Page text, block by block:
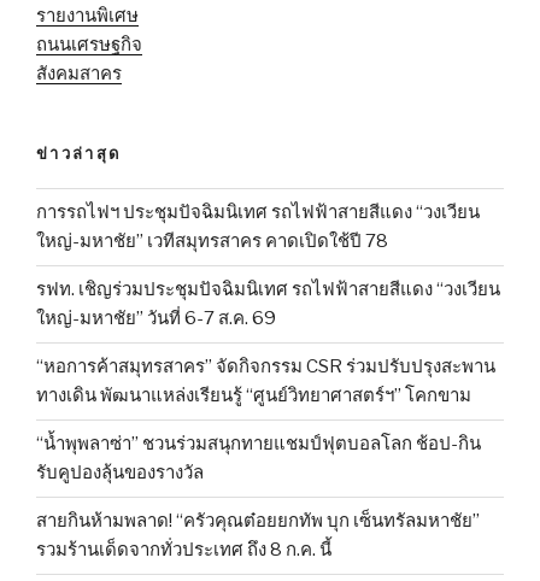
รายงานพิเศษ
ถนนเศรษฐกิจ
สังคมสาคร
ข่าวล่าสุด
การรถไฟฯ ประชุมปัจฉิมนิเทศ รถไฟฟ้าสายสีแดง “วงเวียน
ใหญ่-มหาชัย” เวทีสมุทรสาคร คาดเปิดใช้ปี 78
รฟท. เชิญร่วมประชุมปัจฉิมนิเทศ รถไฟฟ้าสายสีแดง “วงเวียน
ใหญ่-มหาชัย” วันที่ 6-7 ส.ค. 69
“หอการค้าสมุทรสาคร” จัดกิจกรรม CSR ร่วมปรับปรุงสะพาน
ทางเดิน พัฒนาแหล่งเรียนรู้ “ศูนย์วิทยาศาสตร์ฯ” โคกขาม
“น้ำพุพลาซ่า” ชวนร่วมสนุกทายแชมป์ฟุตบอลโลก ช้อป-กิน
รับคูปองลุ้นของรางวัล
สายกินห้ามพลาด! “ครัวคุณต๋อยยกทัพ บุก เซ็นทรัลมหาชัย”
รวมร้านเด็ดจากทั่วประเทศ ถึง 8 ก.ค. นี้